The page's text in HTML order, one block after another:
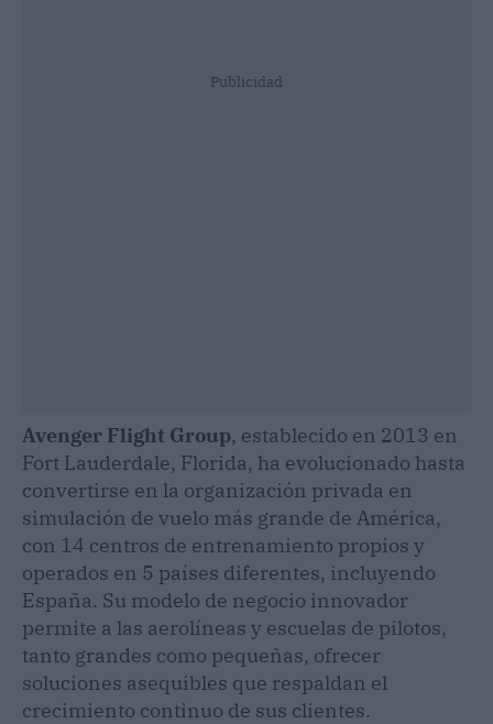
Publicidad
Avenger Flight Group, establecido en 2013 en
Fort Lauderdale, Florida, ha evolucionado hasta
convertirse en la organización privada en
simulación de vuelo más grande de América,
con 14 centros de entrenamiento propios y
operados en 5 países diferentes, incluyendo
España. Su modelo de negocio innovador
permite a las aerolíneas y escuelas de pilotos,
tanto grandes como pequeñas, ofrecer
soluciones asequibles que respaldan el
crecimiento continuo de sus clientes.